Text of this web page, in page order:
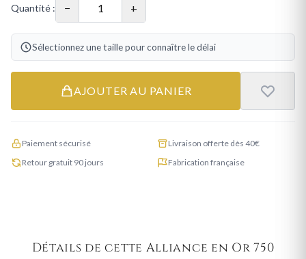
Quantité : − +
Sélectionnez une taille pour connaître le délai
AJOUTER AU PANIER
Paiement sécurisé
Livraison offerte dès 40€
Retour gratuit 90 jours
Fabrication française
Détails de cette Alliance en Or 750